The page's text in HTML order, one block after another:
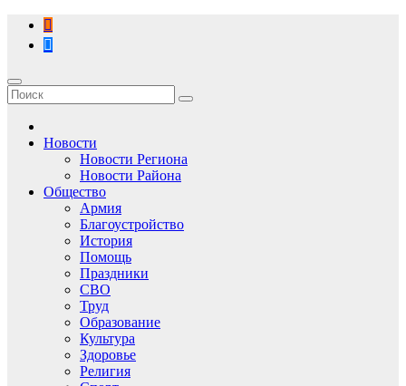
Перейти
содержимому
Новости
Новости Региона
Новости Района
Общество
Армия
Благоустройство
История
Помощь
Праздники
СВО
Труд
Образование
Культура
Здоровье
Религия